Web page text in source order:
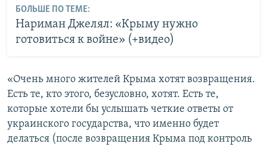
БОЛЬШЕ ПО ТЕМЕ:
Нариман Джелял: «Крыму нужно
готовиться к войне» (+видео)
«Очень много жителей Крыма хотят возвращения.
Есть те, кто этого, безусловно, хотят. Есть те,
которые хотели бы услышать четкие ответы от
украинского государства, что именно будет
делаться (после возвращения Крыма под контроль